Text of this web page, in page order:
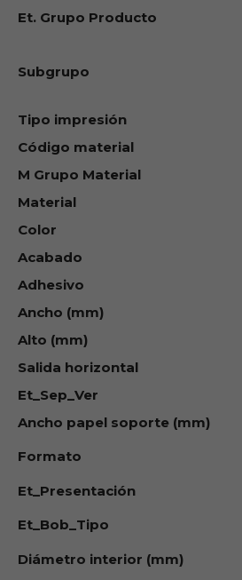
Et. Grupo Producto
Subgrupo
Tipo impresión
Código material
M Grupo Material
Material
Color
Acabado
Adhesivo
Ancho (mm)
Alto (mm)
Salida horizontal
Et_Sep_Ver
Ancho papel soporte (mm)
Formato
Et_Presentación
Et_Bob_Tipo
Diámetro interior (mm)